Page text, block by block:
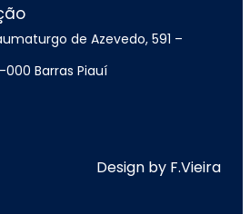
de Azevedo, 591 –
000 Barras Piauí
Design by F.Vieira